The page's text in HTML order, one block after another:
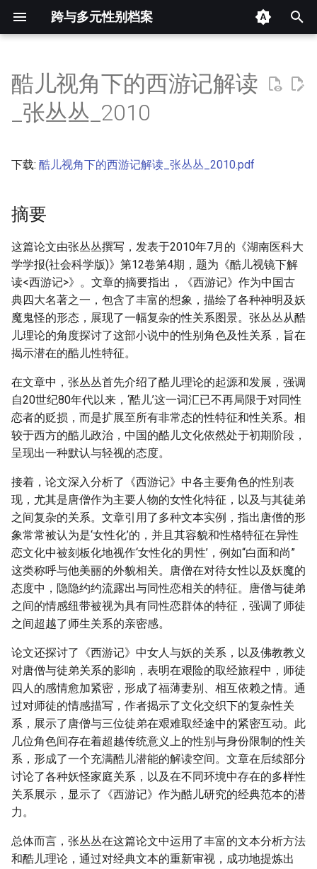
跨与多元性别档案
入
以
开
摘要
酷儿视角下的西游记解读
_张丛丛_2010
下载: 酷儿视角下的西游记解读_张丛丛_2010.pdf
摘要
这篇论文由张丛丛撰写，发表于2010年7月的《湖南医科大
学学报(社会科学版)》第12卷第4期，题为《酷儿视镜下解
读<西游记>》。文章的摘要指出，《西游记》作为中国古
典四大名著之一，包含了丰富的想象，描绘了各种神明及妖
魔鬼怪的形态，展现了一幅复杂的性关系图景。张丛丛从酷
儿理论的角度探讨了这部小说中的性别角色及性关系，旨在
揭示潜在的酷儿性特征。
在文章中，张丛丛首先介绍了酷儿理论的起源和发展，强调
自20世纪80年代以来，‘酷儿’这一词汇已不再局限于对同性
恋者的贬损，而是扩展至所有非常态的性特征和性关系。相
较于西方的酷儿政治，中国的酷儿文化依然处于初期阶段，
呈现出一种默认与轻视的态度。
接着，论文深入分析了《西游记》中各主要角色的性别表
现，尤其是唐僧作为主要人物的女性化特征，以及与其徒弟
之间复杂的关系。文章引用了多种文本实例，指出唐僧的形
象常常被认为是‘女性化’的，并且其容貌和性格特征在异性
恋文化中被刻板化地视作‘女性化的男性’，例如“白面和尚”
这类称呼与他美丽的外貌相关。唐僧在对待女性以及妖魔的
态度中，隐隐约约流露出与同性恋相关的特征。唐僧与徒弟
之间的情感纽带被视为具有同性恋群体的特征，强调了师徒
之间超越了师生关系的亲密感。
论文还探讨了《西游记》中女人与妖的关系，以及佛教教义
对唐僧与徒弟关系的影响，表明在艰险的取经旅程中，师徒
四人的感情愈加紧密，形成了福薄妻别、相互依赖之情。通
过对师徒的情感描写，作者揭示了文化交织下的复杂性关
系，展示了唐僧与三位徒弟在艰难取经途中的紧密互动。此
几位角色间存在着超越传统意义上的性别与身份限制的性关
系，形成了一个充满酷儿潜能的解读空间。文章在后续部分
讨论了各种妖怪家庭关系，以及在不同环境中存在的多样性
关系展示，显示了《西游记》作为酷儿研究的经典范本的潜
力。
总体而言，张丛丛在这篇论文中运用了丰富的文本分析方法
和酷儿理论，通过对经典文本的重新审视，成功地提炼出